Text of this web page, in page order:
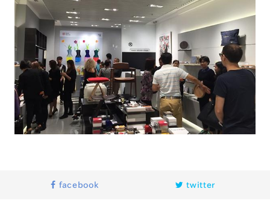
facebook twitter